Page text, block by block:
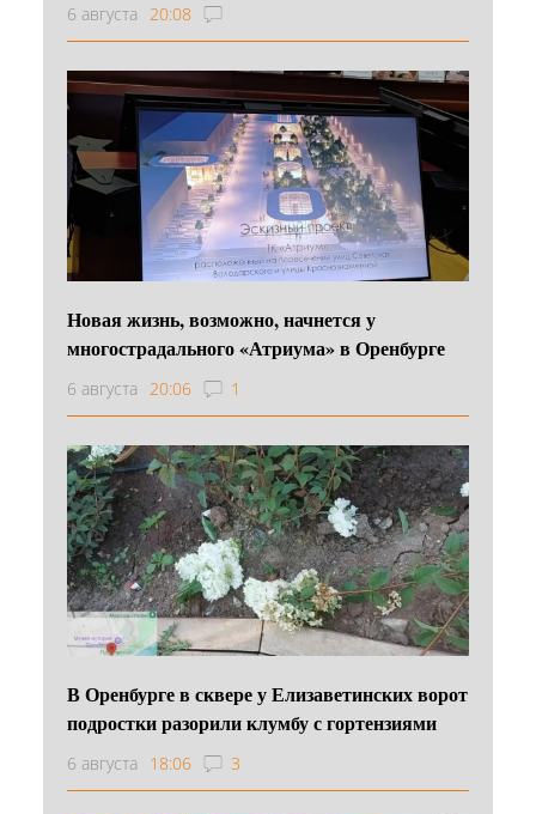
6 августа 20:08
Новая жизнь, возможно, начнется у
многострадального «Атриума» в Оренбурге
6 августа 20:06 1
В Оренбурге в сквере у Елизаветинских ворот
подростки разорили клумбу с гортензиями
6 августа 18:06 3